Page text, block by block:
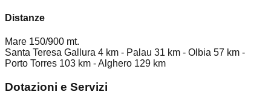
Distanze
Mare 150/900 mt.
Santa Teresa Gallura 4 km - Palau 31 km - Olbia 57 km -
Porto Torres 103 km - Alghero 129 km
Dotazioni e Servizi